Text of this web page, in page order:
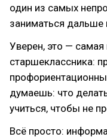
один из самых
заниматься дальше
Уверен, это —
старшеклассника:
думаешь: что
учиться, чтобы не
Всё просто: